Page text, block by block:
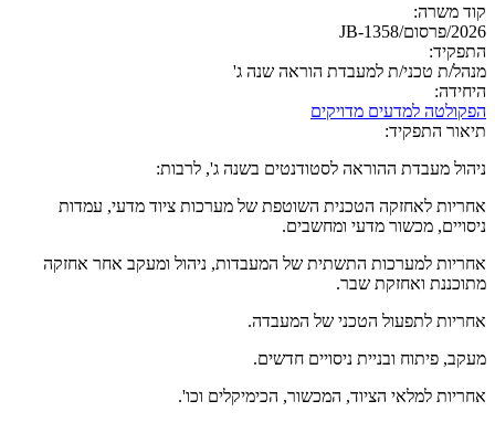
קוד משרה:
2026/פרסום/JB-1358
התפקיד:
מנהל/ת טכני/ת למעבדת הוראה שנה ג'
היחידה:
הפקולטה למדעים מדויקים
תיאור התפקיד:
ניהול מעבדת ההוראה לסטודנטים בשנה ג', לרבות:
אחריות לאחזקה הטכנית השוטפת של מערכות ציוד מדעי, עמדות
ניסויים, מכשור מדעי ומחשבים.
אחריות למערכות התשתית של המעבדות, ניהול ומעקב אחר אחזקה
מתוכננת ואחזקת שבר.
אחריות לתפעול הטכני של המעבדה.
מעקב, פיתוח ובניית ניסויים חדשים.
אחריות למלאי הציוד, המכשור, הכימיקלים וכו'.